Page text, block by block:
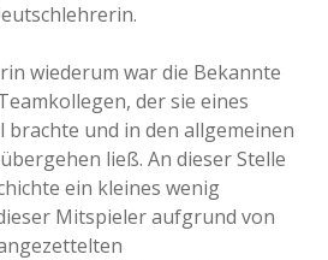
wiederum war die Bekannte
der sie eines
brachte und in den allgemeinen
ließ. An dieser Stelle
ein kleines wenig
Mitspieler aufgrund von